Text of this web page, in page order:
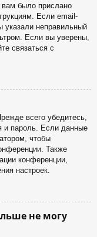
вам было прислано
Если email-
указали неправильный
Если вы уверены,
связаться с
всего убедитесь,
и пароль. Если данные
чтобы
Также
конференции,
настроек.
не могу